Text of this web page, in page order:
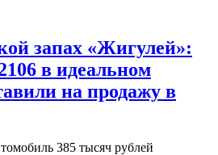
запах «Жигулей»:
в идеальном
на продажу в
385 тысяч рублей